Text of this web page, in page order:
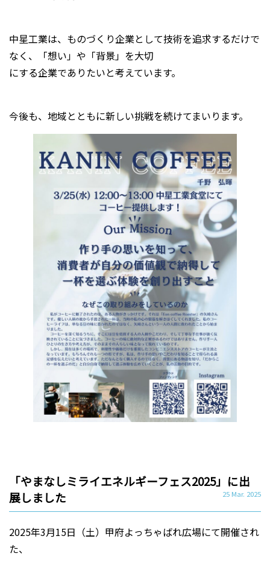
中星工業は、ものづくり企業として技術を追求するだけで
なく、「想い」や「背景」を大切
にする企業でありたいと考えています。
今後も、地域とともに新しい挑戦を続けてまいります。
「やまなしミライエネルギーフェス2025」に出
展しました
25 Mar. 2025
2025年3月15日（土）甲府よっちゃばれ広場にて開催され
た、